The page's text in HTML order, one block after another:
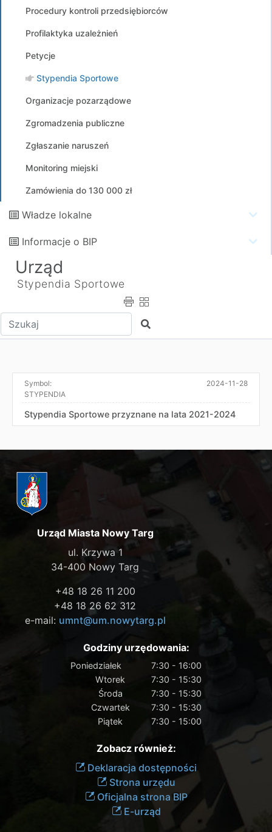
Procedury kontroli przedsiębiorców
Profilaktyka uzależnień
Petycje
Stypendia Sportowe
Organizacje pozarządowe
Zgromadzenia publiczne
Zgłaszanie naruszeń
Monitoring miejski
Zamówienia do 130 000 zł
Władze lokalne
Informacje o BIP
Urząd
Stypendia Sportowe
Wpisz tekst do wyszukania Szukaj
Symbol:
STYPENDIA
2024-11-28
Stypendia Sportowe przyznane na lata 2021-2024
Urząd Miasta Nowy Targ
ul. Krzywa 1
34-400 Nowy Targ
+48 18 26 11 200
+48 18 26 62 312
e-mail: umnt@um.nowytarg.pl
Godziny urzędowania:
Poniedziałek
7:30 - 16:00
Wtorek
7:30 - 15:30
Środa
7:30 - 15:30
Czwartek
7:30 - 15:30
Piątek
7:30 - 15:00
Zobacz również:
Deklaracja dostępności
Strona urzędu
Oficjalna strona BIP
E-urząd